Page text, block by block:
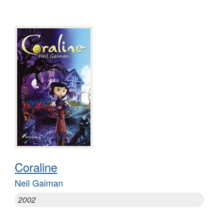
Coraline
Neil Gaiman
2002